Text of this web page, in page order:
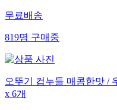
무료배송
819명 구매중
오뚜기 컵누들 매콤한맛 /
x 6개